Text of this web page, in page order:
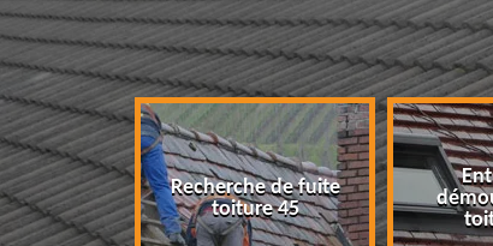
Recherche de fuite
toiture 45
Entreprise
démoussage de
toiture 45